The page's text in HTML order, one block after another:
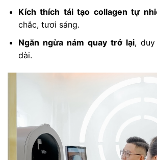
Kích thích tái tạo collagen tự
chắc, tươi sáng.
Ngăn ngừa nám quay trở lại,
dài.